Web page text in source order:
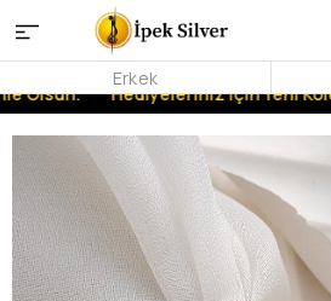
Olsun. Hediyeleriniz İçin Yeni
Erkek